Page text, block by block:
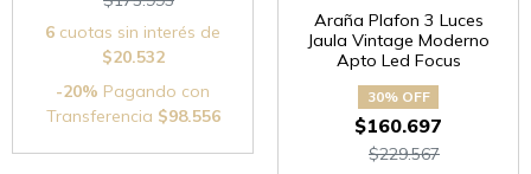
6 cuotas sin interés de
$20.532
-20% Pagando con
Transferencia $98.556
Araña Plafon 3 Luces
Jaula Vintage Moderno
Apto Led Focus
30% OFF
$160.697
$229.567